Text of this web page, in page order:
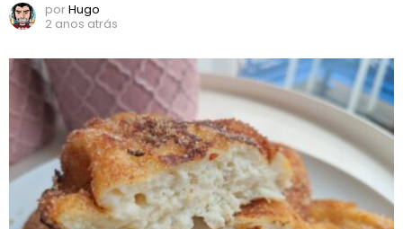
porHugo
2 anos atrás